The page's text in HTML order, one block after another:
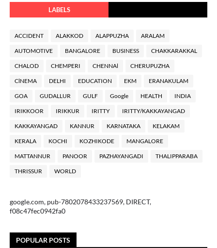
LABELS
ACCIDENT ALAKKOD ALAPPUZHA ARALAM
AUTOMOTIVE BANGALORE BUSINESS CHAKKARAKKAL
CHALOD CHEMPERI CHENNAl CHERUPUZHA
ClNEMA DELHI EDUCATION EKM ERANAKULAM
GOA GUDALLUR GULF Google HEALTH INDIA
IRIKKOOR IRIKKUR IRITTY IRITTY/KAKKAYANGAD
KAKKAYANGAD KANNUR KARNATAKA KELAKAM
KERALA KOCHI KOZHIKODE MANGALORE
MATTANNUR PANOOR PAZHAYANGADI THALIPPARABA
THRISSUR WORLD
google.com, pub-7802078433237569, DIRECT,
f08c47fec0942fa0
POPULAR POSTS